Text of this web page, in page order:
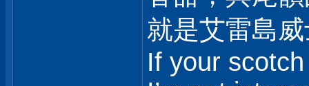
就是艾雷島
If your